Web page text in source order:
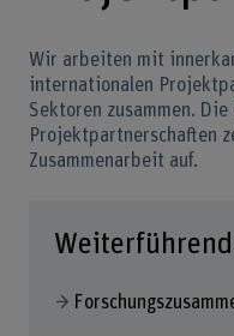
Wir arbeiten mit
internationalen
Sektoren zusammen.
Projektpartnerschaften
Zusammenarbeit auf.